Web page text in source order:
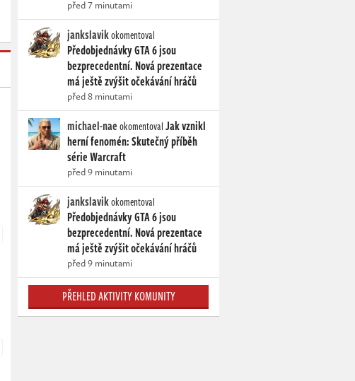
před 7 minutami
jankslavikokomentoval
Předobjednávky GTA 6 jsou
bezprecedentní. Nová prezentace
má ještě zvýšit očekávání hráčů
před 8 minutami
michael-naeokomentovalJak vznikl
herní fenomén: Skutečný příběh
série Warcraft
před 9 minutami
jankslavikokomentoval
Předobjednávky GTA 6 jsou
bezprecedentní. Nová prezentace
má ještě zvýšit očekávání hráčů
před 9 minutami
PŘEHLED AKTIVITY KOMUNITY